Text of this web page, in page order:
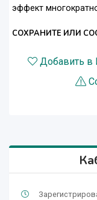
эффект
СОХРАНИТЕ ИЛИ
Добавить в